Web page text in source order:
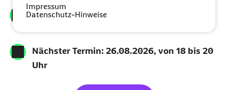
Impressum
Datenschutz-Hinweise
Offen für alle – auch, wenn Sie nicht bei der
Nächster Termin: 26.08.2026, von 18 bis 20
Uhr